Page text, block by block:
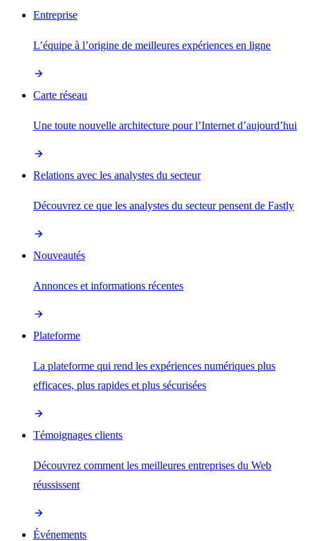
Entreprise
L’équipe à l’origine de meilleures expériences en ligne
Carte réseau
Une toute nouvelle architecture pour l’Internet d’aujourd’hui
Relations avec les analystes du secteur
Découvrez ce que les analystes du secteur pensent de Fastly
Nouveautés
Annonces et informations récentes
Plateforme
La plateforme qui rend les expériences numériques plus
efficaces, plus rapides et plus sécurisées
Témoignages clients
Découvrez comment les meilleures entreprises du Web
réussissent
Événements